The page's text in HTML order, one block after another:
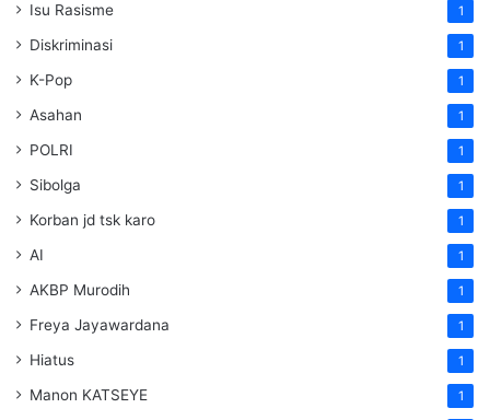
Isu Rasisme 1
Diskriminasi 1
K-Pop 1
Asahan 1
POLRI 1
Sibolga 1
Korban jd tsk karo 1
AI 1
AKBP Murodih 1
Freya Jayawardana 1
Hiatus 1
Manon KATSEYE 1